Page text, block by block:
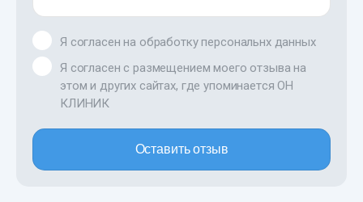
Я согласен на обработку персональнх данных
Я согласен с размещением моего отзыва на
этом и других сайтах, где упоминается ОН
КЛИНИК
Оставить отзыв